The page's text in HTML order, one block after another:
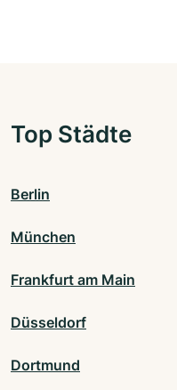
Top Städte
Berlin
München
Frankfurt am Main
Düsseldorf
Dortmund